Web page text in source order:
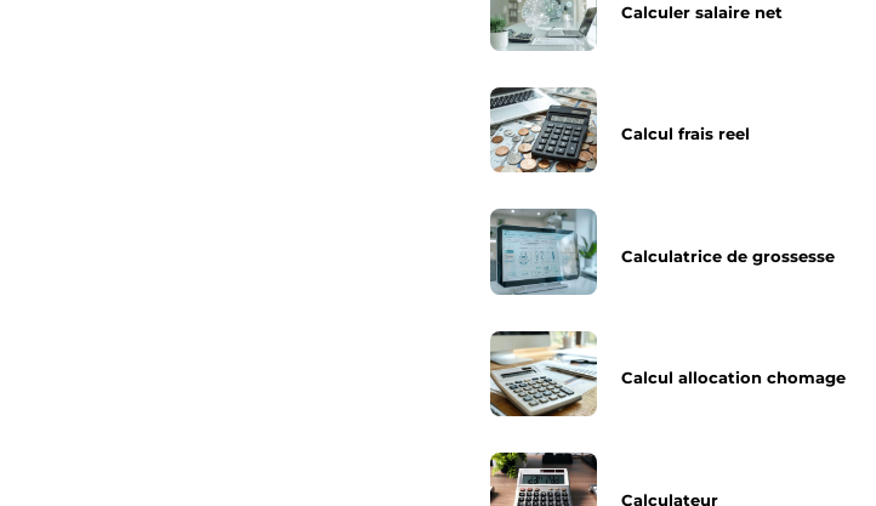
Calculer salaire net
Calcul frais reel
Calculatrice de grossesse
Calcul allocation chomage
Calculateur